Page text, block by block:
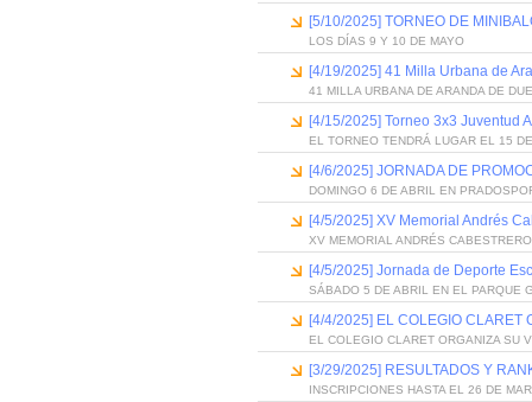
[5/10/2025] TORNEO DE
LOS DÍAS 9 Y 10 DE MAYO
[4/19/2025] 41 Milla Urbana de
41 MILLA URBANA DE ARANDA DE
[4/15/2025] Torneo 3x3 Juventud
EL TORNEO TENDRÁ LUGAR EL 15
[4/6/2025] JORNADA DE
DOMINGO 6 DE ABRIL EN
[4/5/2025] XV Memorial Andrés
XV MEMORIAL ANDRÉS CABESTRERO
[4/5/2025] Jornada de Deporte
SÁBADO 5 DE ABRIL EN EL PARQUE
[4/4/2025] EL COLEGIO CLARET
EL COLEGIO CLARET ORGANIZA SU
[3/29/2025] RESULTADOS Y
INSCRIPCIONES HASTA EL 26 DE